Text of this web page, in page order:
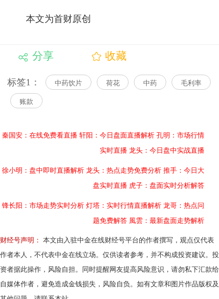
本文为首财原创
分享 收藏
标签1： 中药饮片 荷花 中药 毛利率
账款
秦国安：在线免费看直播 轩阳：今日盘面直播解析 孔明：市场行情
实时直播 龙头：今日盘中实战直播
徐小明：盘中即时直播解析 龙头：热点走势免费分析 推手：今日大
盘实时直播 虎子：盘面实时分析解答
锋长阳：市场走势实时分析 灯塔：实时行情直播解析 龙哥：热点问
题免费解答 風雲：最新盘面走势解析
财经号声明：
本文由入驻中金在线财经号平台的作者撰写，观点仅代表
作者本人，不代表中金在线立场。仅供读者参考，并不构成投资建议。投
资者据此操作，风险自担。同时提醒网友提高风险意识，请勿私下汇款给
自媒体作者，避免造成金钱损失，风险自负。如有文章和图片作品版权及